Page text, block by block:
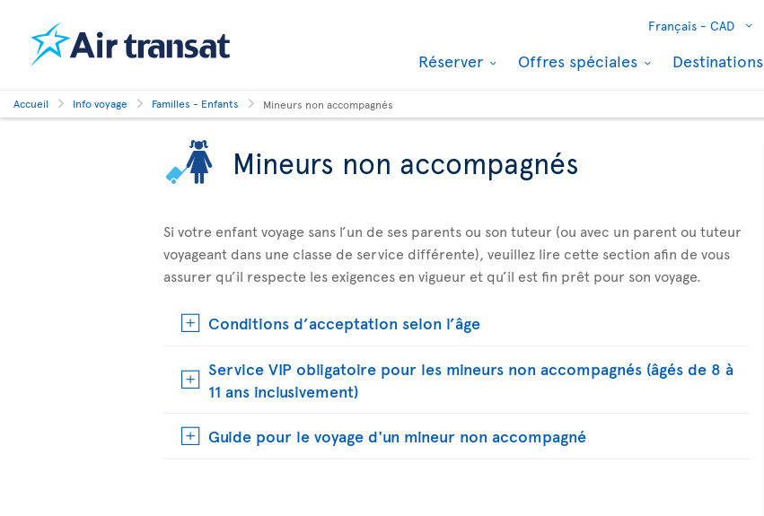
Français - CAD
Réserver Offres spéciales Destinations
Accueil Info voyage Familles - Enfants Mineurs non accompagnés
Mineurs non accompagnés
Si votre enfant voyage sans l’un de ses parents ou son tuteur (ou avec un parent ou tuteur
voyageant dans une classe de service différente), veuillez lire cette section afin de vous
assurer qu’il respecte les exigences en vigueur et qu’il est fin prêt pour son voyage.
Conditions d’acceptation selon l’âge
Service VIP obligatoire pour les mineurs non accompagnés (âgés de 8 à
11 ans inclusivement)
Guide pour le voyage d'un mineur non accompagné